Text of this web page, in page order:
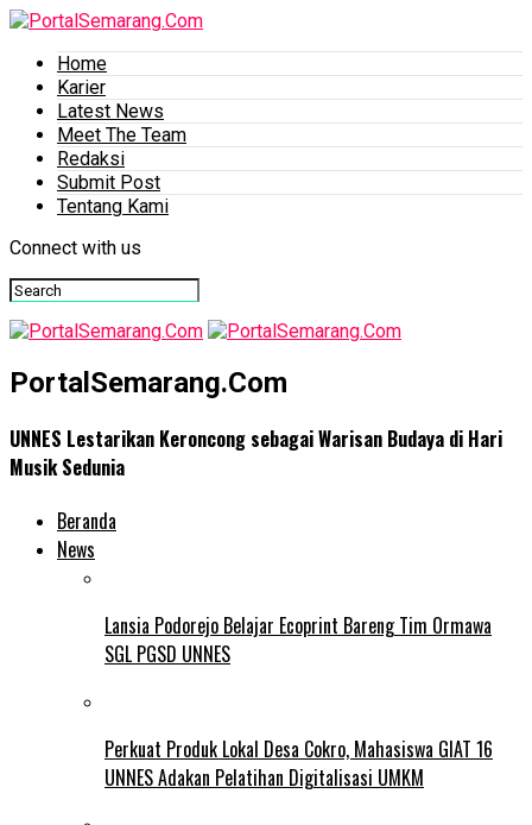
Home
Karier
Latest News
Meet The Team
Redaksi
Submit Post
Tentang Kami
Connect with us
PortalSemarang.Com
UNNES Lestarikan Keroncong sebagai Warisan Budaya di Hari
Musik Sedunia
Beranda
News
Lansia Podorejo Belajar Ecoprint Bareng Tim Ormawa
SGL PGSD UNNES
Perkuat Produk Lokal Desa Cokro, Mahasiswa GIAT 16
UNNES Adakan Pelatihan Digitalisasi UMKM